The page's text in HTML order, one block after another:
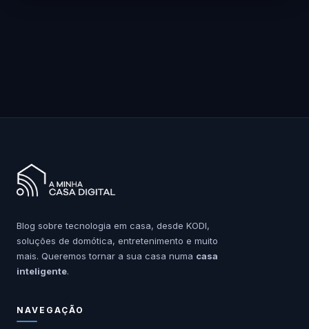
Blog sobre tecnologia em casa, desde KODI,
soluções de domótica, entretenimento e muito
mais. Queremos tornar a sua casa numa casa
inteligente.
NAVEGAÇÃO